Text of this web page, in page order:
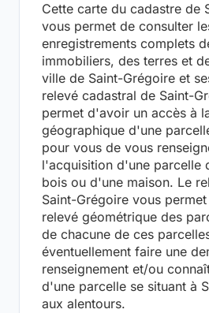
Cette carte du cadastre de
vous permet de consulter
enregistrements complets
immobiliers, des terres et
ville de Saint-Grégoire et
relevé cadastral de Saint-
permet d'avoir un accès à
géographique d'une
pour vous de vous
l'acquisition d'une parcelle
bois ou d'une maison. Le
Saint-Grégoire vous
relevé géométrique des
de chacune de ces
éventuellement faire une
renseignement et/ou
d'une parcelle se situant à
aux alentours.